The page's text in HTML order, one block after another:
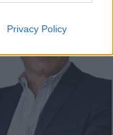
Privacy Policy